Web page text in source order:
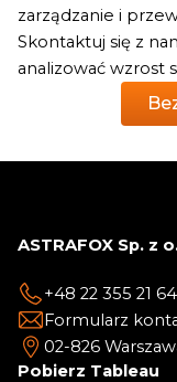
zarządzanie i
Skontaktuj się z
analizować wzrost
ASTRAFOX Sp. z
+48 22 355 21 64
Formularz
02-826
Pobierz Tableau